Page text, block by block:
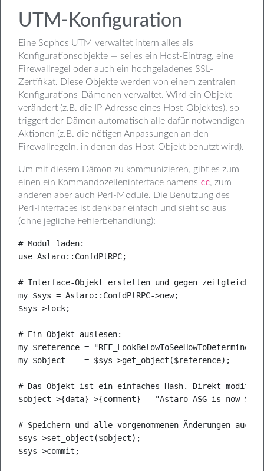
UTM-Konfiguration
Eine Sophos UTM verwaltet intern alles als
Konfigurationsobjekte — sei es ein Host-Eintrag, eine
Firewallregel oder auch ein hochgeladenes SSL-
Zertifikat. Diese Objekte werden von einem zentralen
Konfigurations-Dämonen verwaltet. Wird ein Objekt
verändert (z.B. die IP-Adresse eines Host-Objektes), so
triggert der Dämon automatisch alle dafür notwendigen
Aktionen (z.B. die nötigen Anpassungen an den
Firewallregeln, in denen das Host-Objekt benutzt wird).
Um mit diesem Dämon zu kommunizieren, gibt es zum
einen ein Kommandozeileninterface namens cc, zum
anderen aber auch Perl-Module. Die Benutzung des
Perl-Interfaces ist denkbar einfach und sieht so aus
(ohne jegliche Fehlerbehandlung):
# Modul laden:
use Astaro::ConfdPlRPC;
# Interface-Objekt erstellen und gegen zeitgleiche
my $sys = Astaro::ConfdPlRPC->new;
$sys->lock;
# Ein Objekt auslesen:
my $reference =
my $object    = $sys->get_object($reference);
# Das Objekt ist ein einfaches Hash. Direkt
$object->{data}->{comment} = "Astaro ASG is now
# Speichern und alle vorgenommenen Änderungen auch
$sys->set_object($object);
$sys->commit;